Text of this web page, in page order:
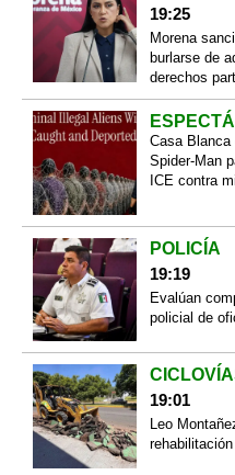
19:25
Morena
burlarse de
derechos
Casa
Spider-Man
ICE contra
POLICÍA
19:19
Evalúan
policial de
19:01
Leo